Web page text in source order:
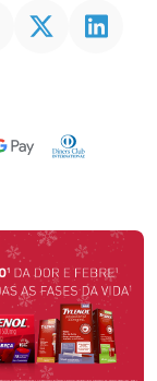
Twitter Linkedin
Pay
Diners Club